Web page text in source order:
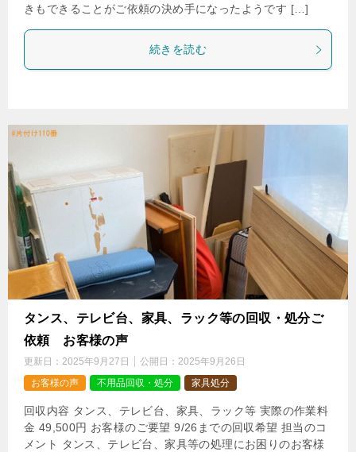
きもできることがご依頼の決め手になったようです […]
続きを読む
タンス、テレビ台、家具、ラック等の回収・処分ご
依頼 お客様の声
更新日： 2025年9月27日 公開日： 2025年9月26日
お客様の声
不用品回収・処分 家具処分
回収内容 タンス、テレビ台、家具、ラック等 実際の作業料
金 49,500円 お客様のご要望 9/26までの回収希望 担当のコ
メント タンス、テレビ台、家具等の処理にお困りのお客様